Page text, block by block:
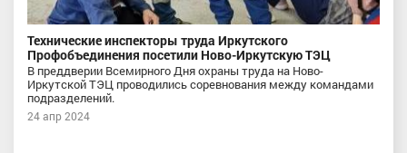
Технические инспекторы труда Иркутского
Профобъединения посетили Ново-Иркутскую ТЭЦ
В преддверии Всемирного Дня охраны труда на Ново-
Иркутской ТЭЦ проводились соревнования между командами
подразделений.
24 апр 2024